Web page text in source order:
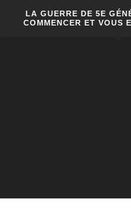
LA GUERRE DE 5E
COMMENCER ET VOUS